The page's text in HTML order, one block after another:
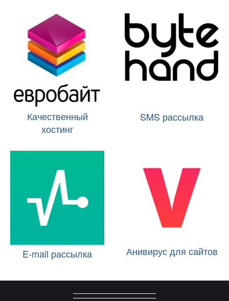
Качественный
хостинг
SMS рассылка
E-mail рассылка Анивирус для сайтов